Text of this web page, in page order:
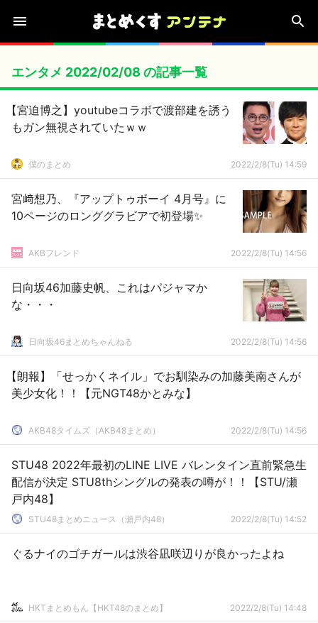
エンタメ 2022/02/08 の記事一覧
【宮迫博之】youtubeコラボで渡部建を誘う
もガン無視されていたｗｗ
僕のまとめ 2022/2/8(Tu) 14:59
宮﨑想乃、『アップトゥボーイ 4月号』に
10ページのロンググラビアで初登場✨
AKBフレンド 2022/2/8(Tu) 14:56
日向坂46加藤史帆、これはパジャマか
な・・・
日向坂46まとめちゃんねる 2022/2/8(Tu) 14:56
【朗報】「せっかくネイル」でお馴染みの加藤美南さんが
美少女化！！【元NGT48かとみな】
AKB48タイムズ（AKB48まとめ） 2022/2/8(Tu) 14:56
STU48 2022年最初のLINE LIVE バレンタイン直前緊急生
配信が決定 STU8thシングルの発表の噂が！！【STU/瀬
戸内48】
STU48まとめニュース（瀬戸内48） 2022/2/8(Tu) 14:52
ぐるナイのゴチガールは渋谷凪咲辺りが良かったよね
HKTまとめもん【HKT48のまとめ】 2022/2/8(Tu) 14:48